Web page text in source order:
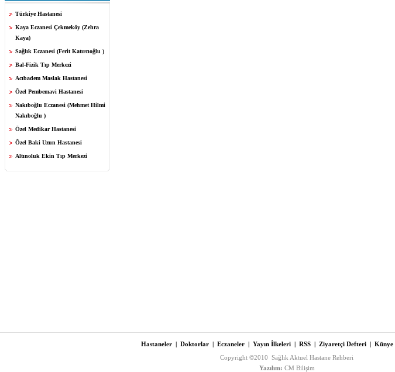
Türkiye Hastanesi
Kaya Eczanesi Çekmeköy (Zehra
Kaya)
Sağlık Eczanesi (Ferit Katırcıoğlu )
Bal-Fizik Tıp Merkezi
Acıbadem Maslak Hastanesi
Özel Pembemavi Hastanesi
Nakıboğlu Eczanesi (Mehmet Hilmi
Nakıboğlu )
Özel Medikar Hastanesi
Özel Baki Uzun Hastanesi
Altınoluk Ekin Tıp Merkezi
Hastaneler | Doktorlar | Eczaneler | Yayın İlkeleri | RSS | Ziyaretçi Defteri | Künye
Copyright ©2010 Sağlık Aktuel Hastane Rehberi
Yazılım: CM Bilişim